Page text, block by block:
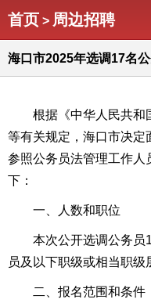
首页 > 周边招聘
海口市2025年选调17名
根据《中华人民共和
等有关规定，海口市决定
参照公务员法管理工作人
下：
一、人数和职位
本次公开选调公务员
员及以下职级或相当职级
二、报名范围和条件